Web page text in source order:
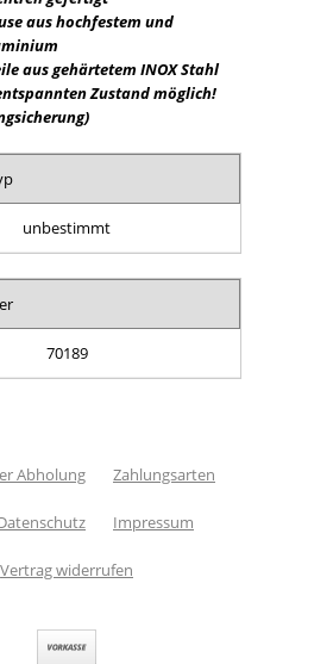
aus hochfestem und
aus gehärtetem INOX Stahl
Zustand möglich!
unbestimmt
70189
Abholung Zahlungsarten
Impressum
Vertrag widerrufen